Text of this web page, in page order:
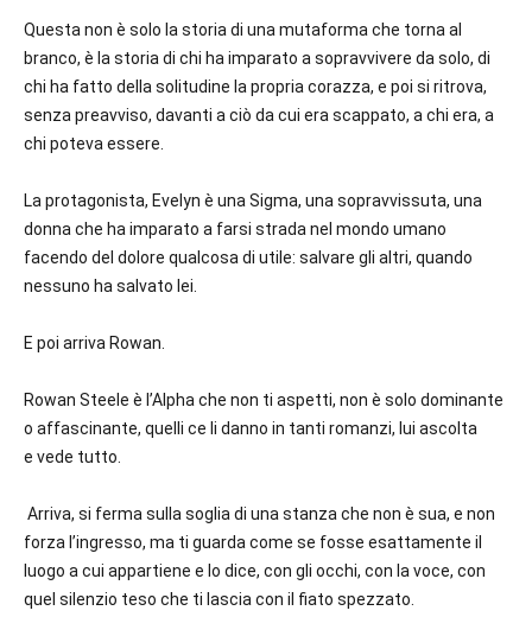
Questa non è solo la storia di una mutaforma che torna al
branco, è la storia di chi ha imparato a sopravvivere da solo, di
chi ha fatto della solitudine la propria corazza, e poi si ritrova,
senza preavviso, davanti a ciò da cui era scappato, a chi era, a
chi poteva essere.
La protagonista, Evelyn è una Sigma, una sopravvissuta, una
donna che ha imparato a farsi strada nel mondo umano
facendo del dolore qualcosa di utile: salvare gli altri, quando
nessuno ha salvato lei.
E poi arriva Rowan.
Rowan Steele è l’Alpha che non ti aspetti, non è solo dominante
o affascinante, quelli ce li danno in tanti romanzi, lui ascolta
e vede tutto.
Arriva, si ferma sulla soglia di una stanza che non è sua, e non
forza l’ingresso, ma ti guarda come se fosse esattamente il
luogo a cui appartiene e lo dice, con gli occhi, con la voce, con
quel silenzio teso che ti lascia con il fiato spezzato.